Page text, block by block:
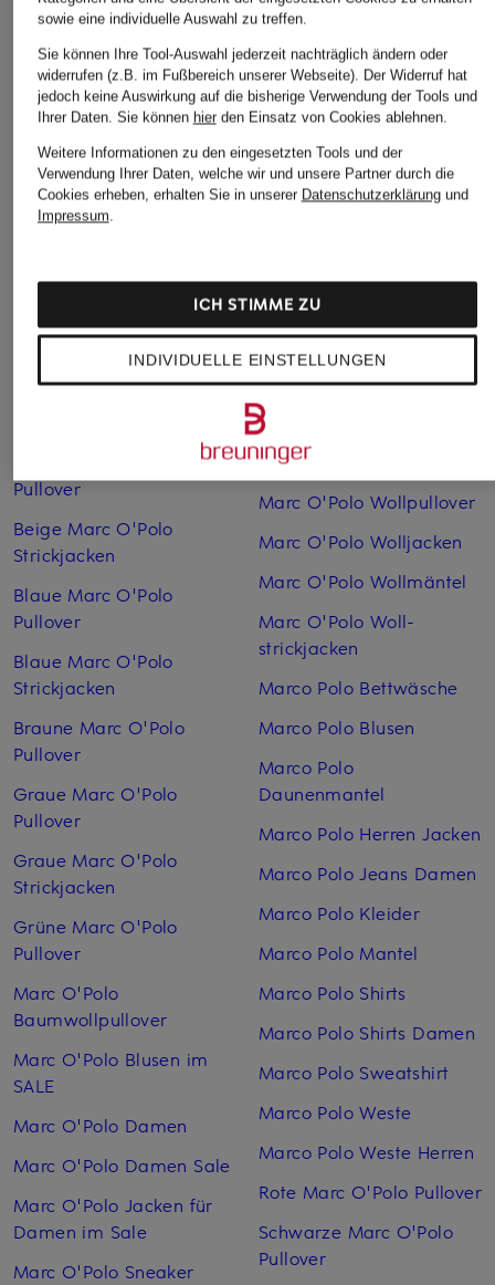
DRYKORN
Pullover LYZIMA
CHF 169
Ursprünglich:CHF 229
comma casual
identity
Pullover
CHF 70
Ursprünglich:CHF 90
SAMSØE SAMSØE
Pullover
CHF 119
Ursprünglich:
Pullover
Beige Marc O'Polo
Strickjacken
Blaue Marc O'Polo
Pullover
Blaue Marc O'Polo
Strickjacken
Braune Marc O'Polo
Pullover
Graue Marc O'Polo
Pullover
Graue Marc O'Polo
Strickjacken
Grüne Marc O'Polo
Pullover
Marc O'Polo
Baumwollpullover
Marc O'Polo Blusen im
SALE
Marc O'Polo Damen
Marc O'Polo Damen Sale
Marc O'Polo Jacken für
Damen im Sale
Marc O'Polo Sneaker
Marc O'Polo Taschen
Marc O'Polo Wollpullover
Marc O'Polo Woll­jacken
Marc O'Polo Woll­mäntel
Marc O'Polo Woll­
strickjacken
Marco Polo Bettwäsche
Marco Polo Blusen
Marco Polo
Daunenmantel
Marco Polo Herren Jacken
Marco Polo Jeans Damen
Marco Polo Kleider
Marco Polo Mantel
Marco Polo Shirts
Marco Polo Shirts Damen
Marco Polo Sweatshirt
Marco Polo Weste
Marco Polo Weste Herren
Rote Marc O'Polo Pullover
Schwarze Marc O'Polo
Pullover
sowie eine individuelle Auswahl zu treffen.
Sie können Ihre Tool-Auswahl jederzeit nachträglich ändern oder
widerrufen (z.B. im Fußbereich unserer Webseite). Der Widerruf hat
jedoch keine Auswirkung auf die bisherige Verwendung der Tools und
Ihrer Daten. Sie können hierden Einsatz von Cookies ablehnen.
Weitere Informationen zu den eingesetzten Tools und der
Verwendung Ihrer Daten, welche wir und unsere Partner durch die
Cookies erheben, erhalten Sie in unserer Datenschutzerklärungund
Impressum.
INDIVIDUELLE EINSTELLUNGEN
ICH STIMME ZU